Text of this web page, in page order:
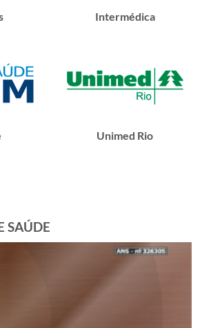
Intermédica
Unimed Rio
SAÚDE